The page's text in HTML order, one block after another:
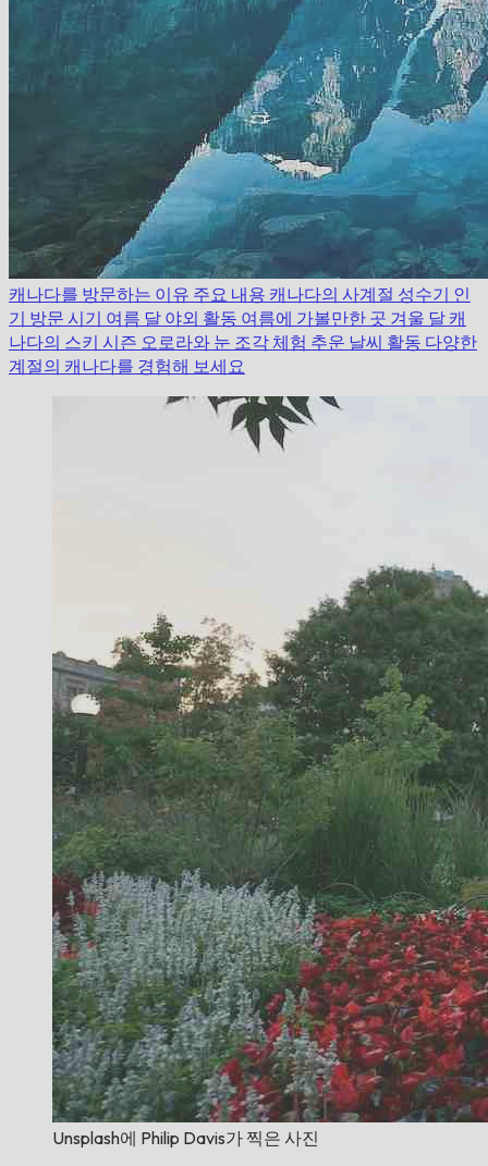
캐나다를 방문하는 이유 주요 내용 캐나다의 사계절 성수기 인
기 방문 시기 여름 달 야외 활동 여름에 가볼만한 곳 겨울 달 캐
나다의 스키 시즌 오로라와 눈 조각 체험 추운 날씨 활동 다양한
계절의 캐나다를 경험해 보세요
Unsplash에 Philip Davis가 찍은 사진